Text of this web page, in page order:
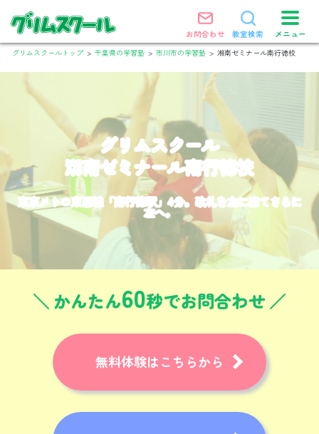
お問合わせ 教室検索 メニュー
グリムスクールトップ > 千葉県の学習塾 > 市川市の学習塾 > 湘南ゼミナール南行徳校
グリムスクール
湘南ゼミナール南行徳校
東京メトロ東西線「南行徳駅」4分。改札を左に出てさらに
左へ。
かんたん60秒でお問合わせ
無料体験はこちらから